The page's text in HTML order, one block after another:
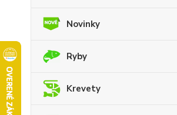
Novinky
Ryby
Krevety